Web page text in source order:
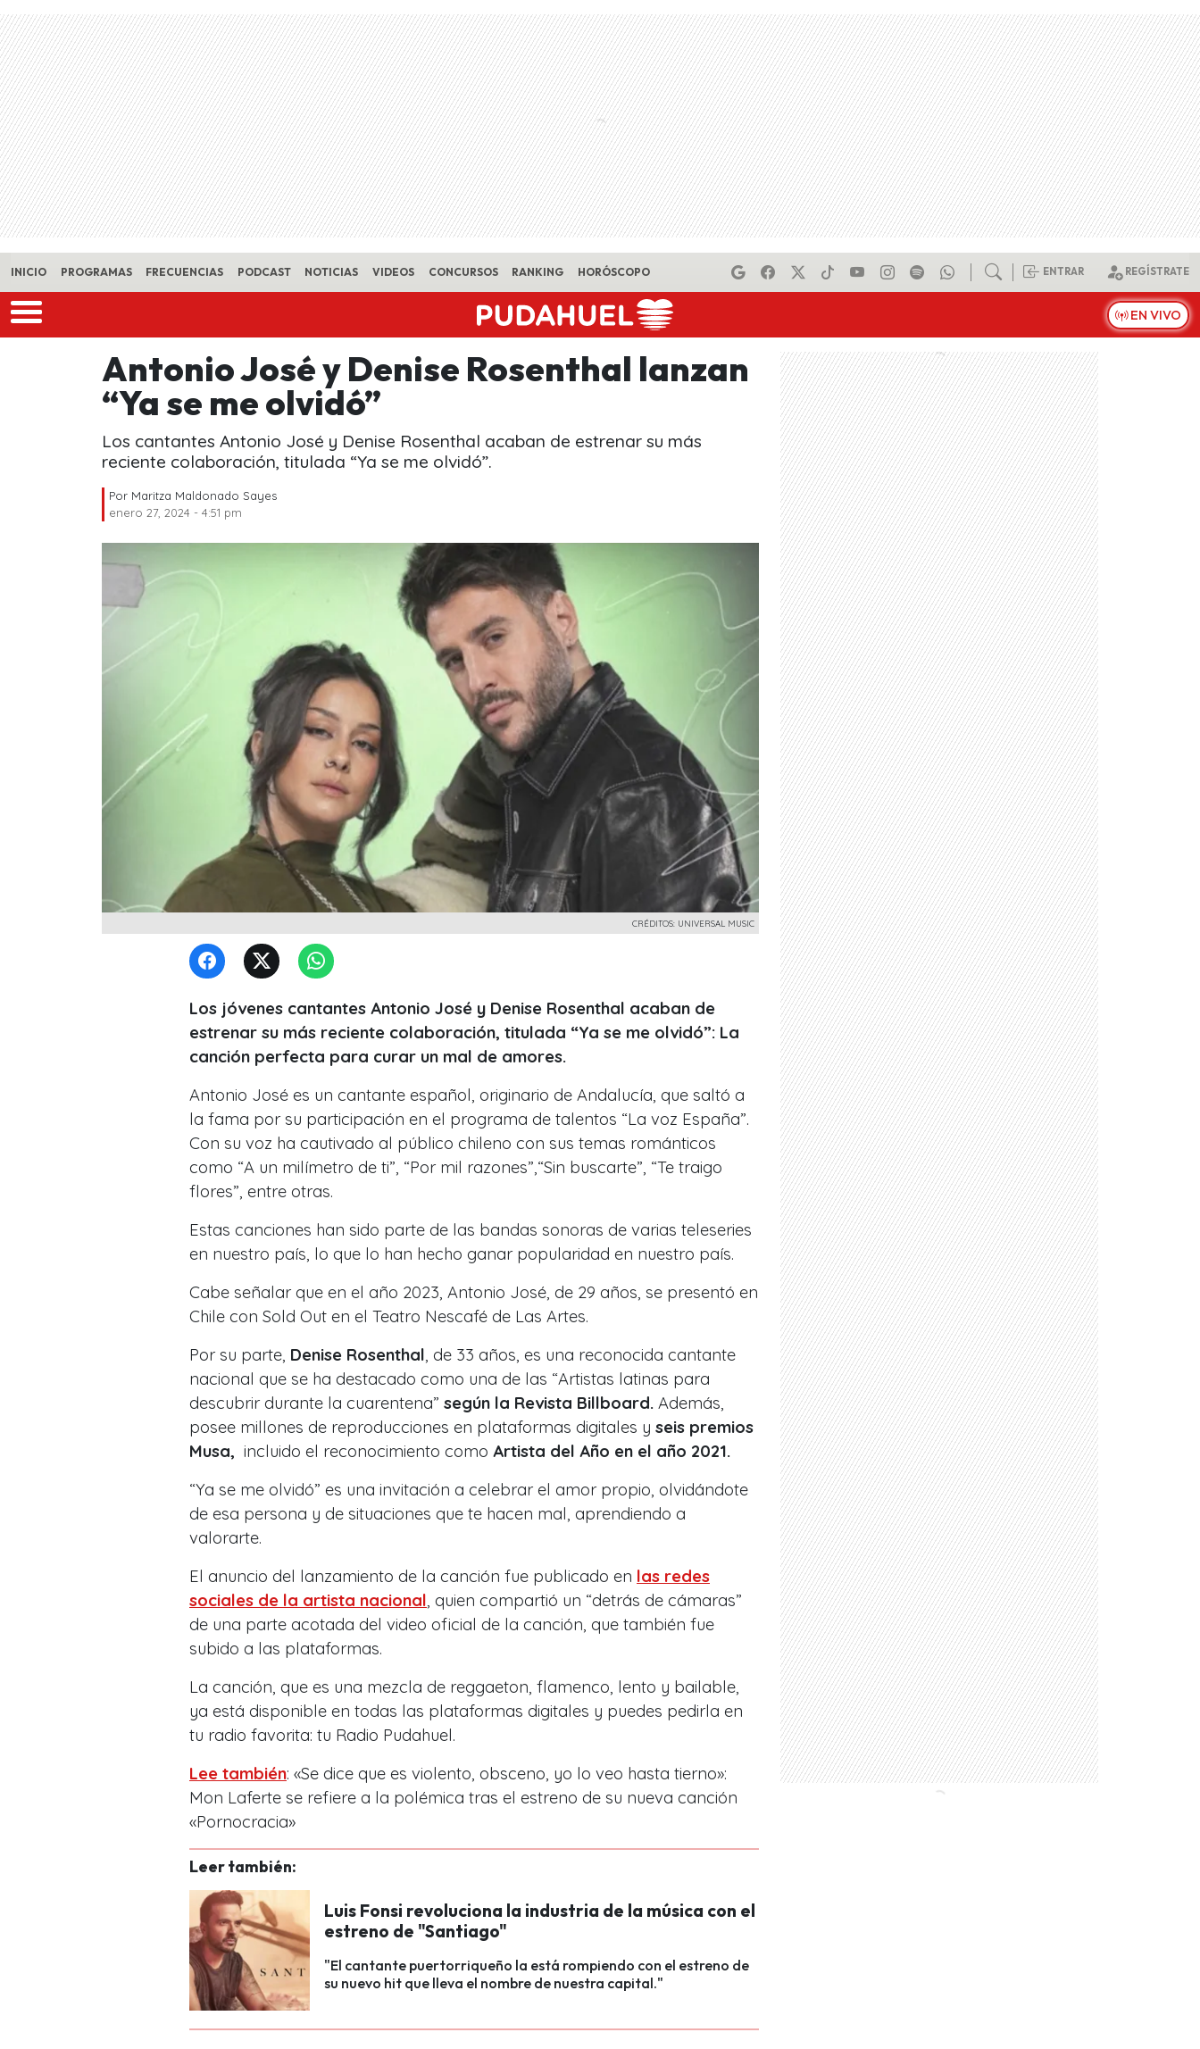
Skip to main content
INICIO PROGRAMAS FRECUENCIAS PODCAST NOTICIAS VIDEOS CONCURSOS RANKING HORÓSCOPO ENTRAR REGÍSTRATE
EN VIVO
Antonio José y Denise Rosenthal lanzan
“Ya se me olvidó”
Los cantantes Antonio José y Denise Rosenthal acaban de estrenar su más
reciente colaboración, titulada “Ya se me olvidó”.
Por Maritza Maldonado Sayes
enero 27, 2024 - 4:51 pm
CRÉDITOS: UNIVERSAL MUSIC
Los jóvenes cantantes Antonio José y Denise Rosenthal acaban de
estrenar su más reciente colaboración, titulada “Ya se me olvidó”: La
canción perfecta para curar un mal de amores.
Antonio José es un cantante español, originario de Andalucía, que saltó a
la fama por su participación en el programa de talentos “La voz España”.
Con su voz ha cautivado al público chileno con sus temas románticos
como “A un milímetro de ti”, “Por mil razones”,“Sin buscarte”, “Te traigo
flores”, entre otras.
Estas canciones han sido parte de las bandas sonoras de varias teleseries
en nuestro país, lo que lo han hecho ganar popularidad en nuestro país.
Cabe señalar que en el año 2023, Antonio José, de 29 años, se presentó en
Chile con Sold Out en el Teatro Nescafé de Las Artes.
Por su parte, Denise Rosenthal , de 33 años, es una reconocida cantante
nacional que se ha destacado como una de las “Artistas latinas para
descubrir durante la cuarentena” según la Revista Billboard. Además,
posee millones de reproducciones en plataformas digitales y seis premios
Musa, incluido el reconocimiento como Artista del Año en el año 2021.
“Ya se me olvidó” es una invitación a celebrar el amor propio, olvidándote
de esa persona y de situaciones que te hacen mal, aprendiendo a
valorarte.
El anuncio del lanzamiento de la canción fue publicado en las redes
sociales de la artista nacional , quien compartió un “detrás de cámaras”
de una parte acotada del video oficial de la canción, que también fue
subido a las plataformas.
La canción, que es una mezcla de reggaeton, flamenco, lento y bailable,
ya está disponible en todas las plataformas digitales y puedes pedirla en
tu radio favorita: tu Radio Pudahuel.
Lee también: «Se dice que es violento, obsceno, yo lo veo hasta tierno»:
Mon Laferte se refiere a la polémica tras el estreno de su nueva canción
«Pornocracia»
Leer también:
Luis Fonsi revoluciona la industria de la música con el
estreno de "Santiago"
"El cantante puertorriqueño la está rompiendo con el estreno de
su nuevo hit que lleva el nombre de nuestra capital."